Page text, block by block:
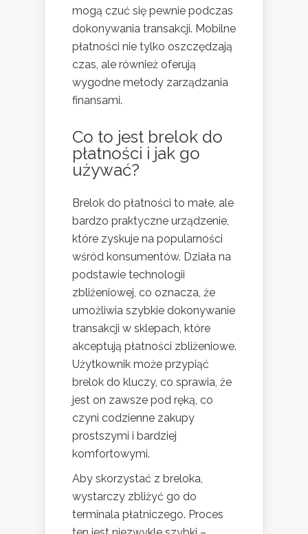
mogą czuć się pewnie podczas
dokonywania transakcji. Mobilne
płatności nie tylko oszczędzają
czas, ale również oferują
wygodne metody zarządzania
finansami.
Co to jest brelok do
płatności i jak go
używać?
Brelok do płatności to małe, ale
bardzo praktyczne urządzenie,
które zyskuje na popularności
wśród konsumentów. Działa na
podstawie technologii
zbliżeniowej, co oznacza, że
umożliwia szybkie dokonywanie
transakcji w sklepach, które
akceptują płatności zbliżeniowe.
Użytkownik może przypiąć
brelok do kluczy, co sprawia, że
jest on zawsze pod ręką, co
czyni codzienne zakupy
prostszymi i bardziej
komfortowymi.
Aby skorzystać z breloka,
wystarczy zbliżyć go do
terminala płatniczego. Proces